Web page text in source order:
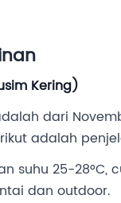
Kering)
dari
adalah
suhu 25-
dan outdoor.